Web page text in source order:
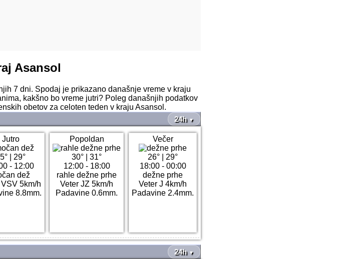
Asansol
7 dni. Spodaj je prikazano današnje vreme v kraju
kakšno bo vreme jutri? Poleg današnjih podatkov
obetov za celoten teden v kraju Asansol.
24h ▼
Jutro
29°
- 12:00
dež
5km/h
8.8mm.
Popoldan
30° |31°
12:00 - 18:00
rahle dežne prhe
Veter JZ 5km/h
Padavine 0.6mm.
Večer
26°
29°
18:00 - 00:00
dežne prhe
Veter J 4km/h
Padavine 2.4mm.
24h ▼